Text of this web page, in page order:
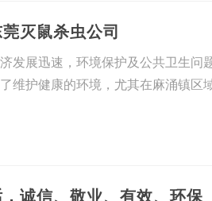
灭鼠杀虫公司
发展迅速，环境保护及公共卫生问
维护健康的环境，尤其在麻涌镇区
诚信、敬业、有效、环保